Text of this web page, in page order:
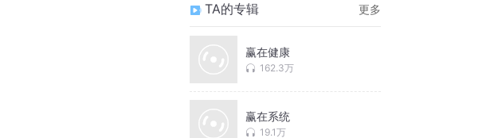
TA的专辑 更多
赢在健康
162.3万
赢在系统
19.1万